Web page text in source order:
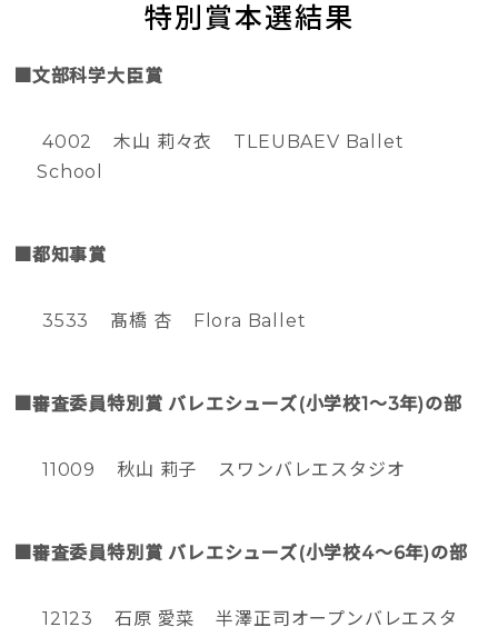
特別賞本選結果
■文部科学大臣賞
4002 木山 莉々衣 TLEUBAEV Ballet
School
■都知事賞
3533 髙橋 杏 Flora Ballet
■審査委員特別賞 バレエシューズ(小学校1〜3年)の部
11009 秋山 莉子 スワンバレエスタジオ
■審査委員特別賞 バレエシューズ(小学校4〜6年)の部
12123 石原 愛菜 半澤正司オープンバレエスタ